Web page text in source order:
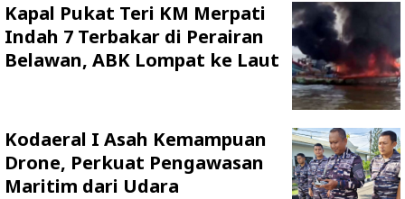
Kapal Pukat Teri KM Merpati
Indah 7 Terbakar di Perairan
Belawan, ABK Lompat ke Laut
Kodaeral I Asah Kemampuan
Drone, Perkuat Pengawasan
Maritim dari Udara